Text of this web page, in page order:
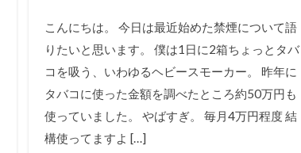
こんにちは。 今日は最近始めた禁煙について語
りたいと思います。 僕は1日に2箱ちょっとタバ
コを吸う、いわゆるヘビースモーカー。 昨年に
タバコに使った金額を調べたところ約50万円も
使っていました。 やばすぎ。 毎月4万円程度 結
構使ってますよ […]